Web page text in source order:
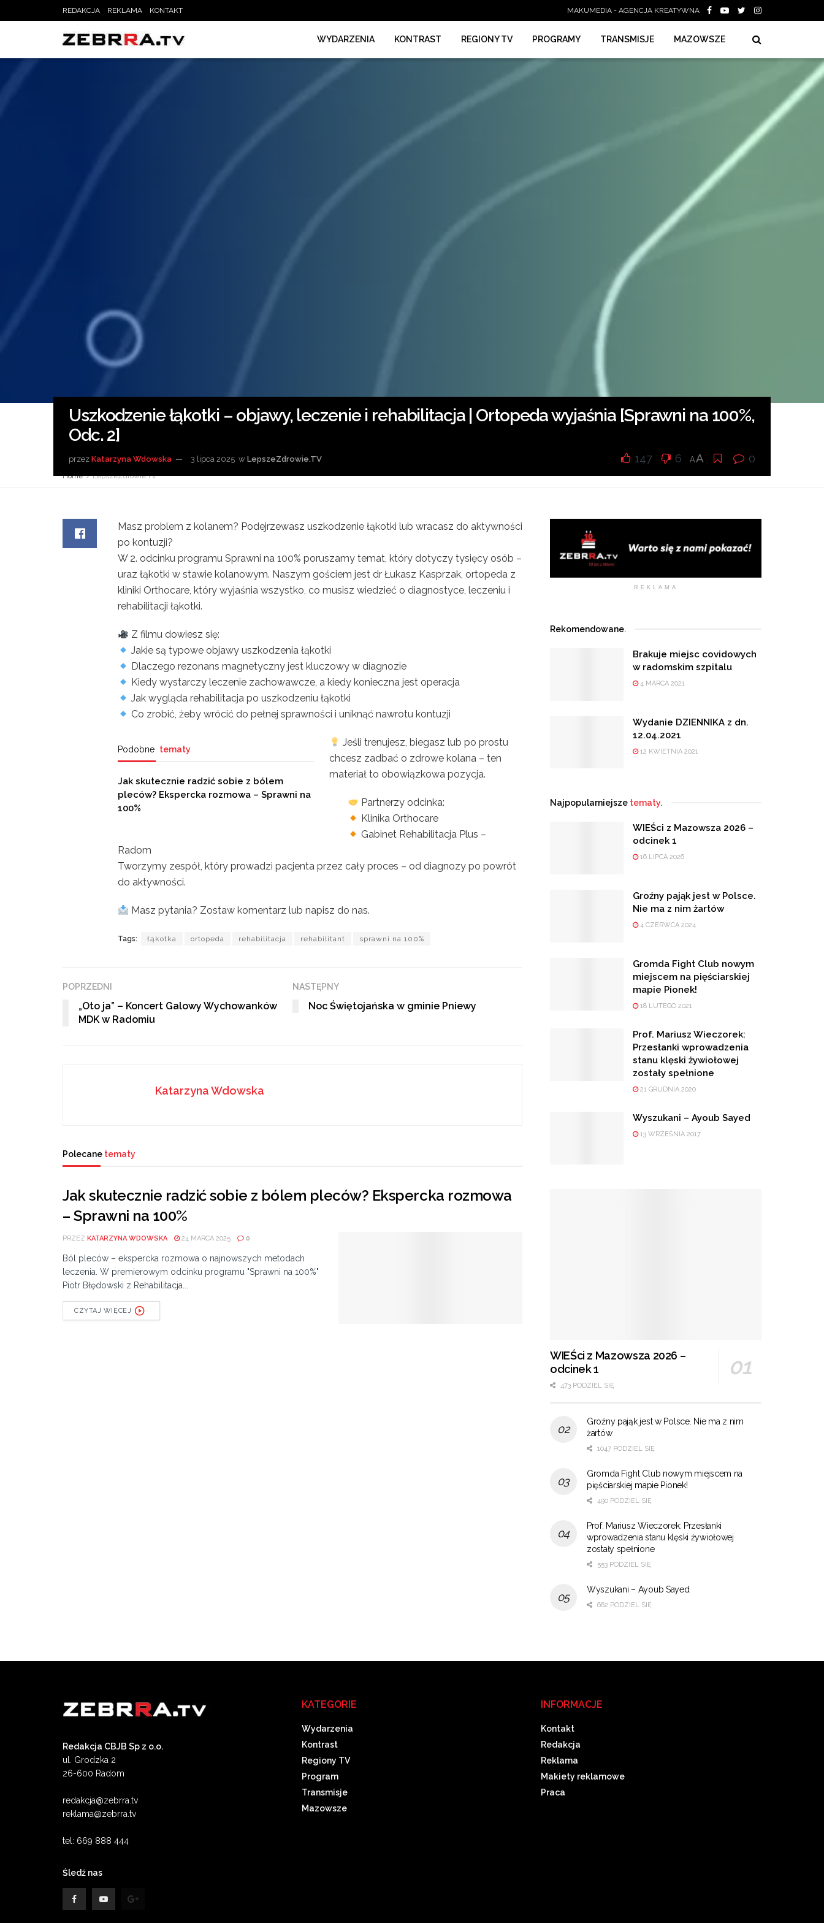
REDAKCJA REKLAMA KONTAKT MAKUMEDIA - AGENCJA KREATYWNA
WYDARZENIA KONTRAST REGIONY TV PROGRAMY TRANSMISJE MAZOWSZE
Uszkodzenie łąkotki – objawy, leczenie i rehabilitacja | Ortopeda wyjaśnia [Sprawni na 100%,
Odc. 2]
przez Katarzyna Wdowska 3 lipca 2025 w LepszeZdrowie.TV 147 6 AA 0
Home LepszeZdrowie.TV
Masz problem z kolanem? Podejrzewasz uszkodzenie łąkotki lub wracasz do aktywności
po kontuzji?
W 2. odcinku programu Sprawni na 100% poruszamy temat, który dotyczy tysięcy osób –
uraz łąkotki w stawie kolanowym. Naszym gościem jest dr Łukasz Kasprzak, ortopeda z
kliniki Orthocare, który wyjaśnia wszystko, co musisz wiedzieć o diagnostyce, leczeniu i
rehabilitacji łąkotki.
Z filmu dowiesz się:
Jakie są typowe objawy uszkodzenia łąkotki
Dlaczego rezonans magnetyczny jest kluczowy w diagnozie
Kiedy wystarczy leczenie zachowawcze, a kiedy konieczna jest operacja
Jak wygląda rehabilitacja po uszkodzeniu łąkotki
Co zrobić, żeby wrócić do pełnej sprawności i uniknąć nawrotu kontuzji
Podobne tematy
Jak skutecznie radzić sobie z bólem
pleców? Ekspercka rozmowa – Sprawni na
100%
Jeśli trenujesz, biegasz lub po prostu
chcesz zadbać o zdrowe kolana – ten
materiał to obowiązkowa pozycja.
Partnerzy odcinka:
Klinika Orthocare
Gabinet Rehabilitacja Plus –
Radom
Tworzymy zespół, który prowadzi pacjenta przez cały proces – od diagnozy po powrót
do aktywności.
Masz pytania? Zostaw komentarz lub napisz do nas.
Tags: łąkotka ortopeda rehabilitacja rehabilitant sprawni na 100%
POPRZEDNI
„Oto ja” – Koncert Galowy Wychowanków
MDK w Radomiu
NASTĘPNY
Noc Świętojańska w gminie Pniewy
Katarzyna Wdowska
Polecane tematy
Jak skutecznie radzić sobie z bólem pleców? Ekspercka rozmowa
– Sprawni na 100%
PRZEZ KATARZYNA WDOWSKA 24 MARCA 2025 0
Ból pleców – ekspercka rozmowa o najnowszych metodach
leczenia. W premierowym odcinku programu "Sprawni na 100%"
Piotr Błędowski z Rehabilitacja...
CZYTAJ WIĘCEJ
REKLAMA
Rekomendowane.
Brakuje miejsc covidowych
w radomskim szpitalu
4 MARCA 2021
Wydanie DZIENNIKA z dn.
12.04.2021
12 KWIETNIA 2021
Najpopularniejsze tematy.
WIEŚci z Mazowsza 2026 –
odcinek 1
16 LIPCA 2026
Groźny pająk jest w Polsce.
Nie ma z nim żartów
4 CZERWCA 2024
Gromda Fight Club nowym
miejscem na pięściarskiej
mapie Pionek!
18 LUTEGO 2021
Prof. Mariusz Wieczorek:
Przesłanki wprowadzenia
stanu klęski żywiołowej
zostały spełnione
21 GRUDNIA 2020
Wyszukani – Ayoub Sayed
13 WRZEŚNIA 2017
WIEŚci z Mazowsza 2026 –
odcinek 1
473 PODZIEL SIĘ
Groźny pająk jest w Polsce. Nie ma z nim
żartów
1047 PODZIEL SIĘ
Gromda Fight Club nowym miejscem na
pięściarskiej mapie Pionek!
490 PODZIEL SIĘ
Prof. Mariusz Wieczorek: Przesłanki
wprowadzenia stanu klęski żywiołowej
zostały spełnione
553 PODZIEL SIĘ
Wyszukani – Ayoub Sayed
662 PODZIEL SIĘ
Redakcja CBJB Sp z o.o.
ul. Grodzka 2
26-600 Radom
redakcja@zebrra.tv
reklama@zebrra.tv
tel: 669 888 444
Śledź nas
KATEGORIE
Wydarzenia
Kontrast
Regiony TV
Program
Transmisje
Mazowsze
INFORMACJE
Kontakt
Redakcja
Reklama
Makiety reklamowe
Praca